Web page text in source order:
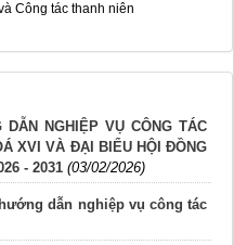
Công tác thanh niên
NGHIỆP VỤ CÔNG TÁC
XVI VÀ ĐẠI BIỂU HỘI ĐỒNG
- 2031 (03/02/2026)
dẫn nghiệp vụ công tác